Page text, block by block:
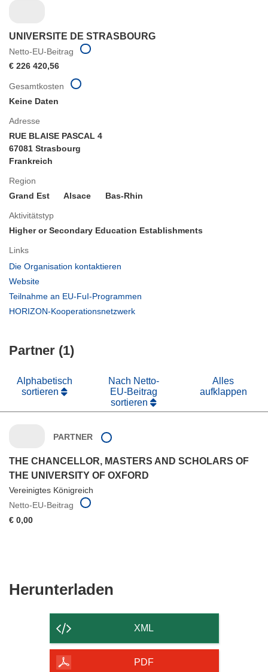
UNIVERSITE DE STRASBOURG
Netto-EU-Beitrag
€ 226 420,56
Adresse
RUE BLAISE PASCAL 4
67081 Strasbourg
Frankreich
Region
Grand Est
Alsace Bas-Rhin
Aktivitätstyp
Higher or Secondary Education Establishments
Links
Die Organisation kontaktieren
Website
in
Fenster)
Teilnahme an EU-FuI-Programmen
HORIZON-Kooperationsnetzwerk
Gesamtkosten
Keine Daten
Partner (1)
Alphabetisch
sortieren
Nach Netto-
EU-Beitrag
sortieren
Alles
aufklappen
PARTNER
THE CHANCELLOR, MASTERS AND SCHOLARS OF
THE UNIVERSITY OF OXFORD
Vereinigtes Königreich
Netto-EU-Beitrag
€ 0,00
Herunterladen
der
Seite
herunterladen
XML
PDF